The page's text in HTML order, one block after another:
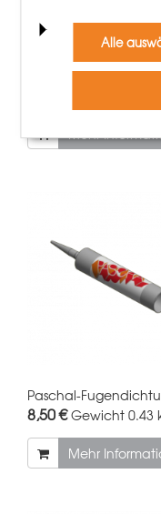
Schalhaut Raster
Mehr
Paschal-
8,50 €Gewicht 0.43
Mehr
Alle